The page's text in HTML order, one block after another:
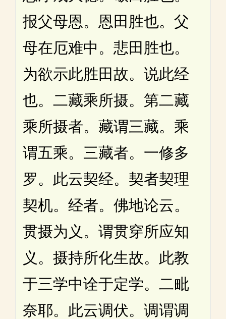
报父母恩。恩田胜也。父
母在厄难中。悲田胜也。
为欲示此胜田故。说此经
也。二藏乘所摄。第二藏
乘所摄者。藏谓三藏。乘
谓五乘。三藏者。一修多
罗。此云契经。契者契理
契机。经者。佛地论云。
贯摄为义。谓贯穿所应知
义。摄持所化生故。此教
于三学中诠于定学。二毗
奈耶。此云调伏。调谓调